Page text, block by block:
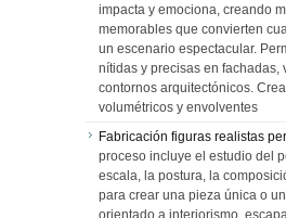
impacta y emociona, creando
memorables que convierten
un escenario espectacular.
nítidas y precisas en fachadas,
contornos arquitectónicos.
volumétricos y envolventes
Fabricación figuras realistas
proceso incluye el estudio del
escala, la postura, la
para crear una pieza única o
orientado a interiorismo,